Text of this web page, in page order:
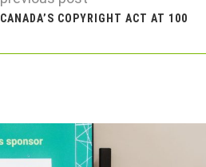
CANADA’S COPYRIGHT ACT AT 100